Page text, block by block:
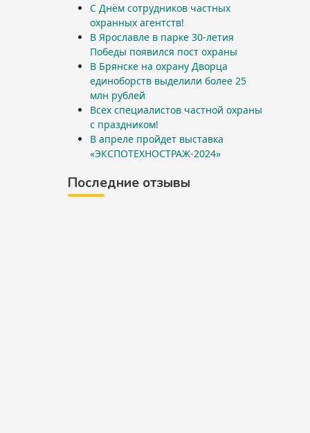
С Днём сотрудников частных
охранных агентств!
В Ярославле в парке 30-летия
Победы появился пост охраны
В Брянске на охрану Дворца
единоборств выделили более 25
млн рублей
Всех специалистов частной охраны
с праздником!
В апреле пройдет выставка
«ЭКСПОТЕХНОСТРАЖ-2024»
Последние отзывы